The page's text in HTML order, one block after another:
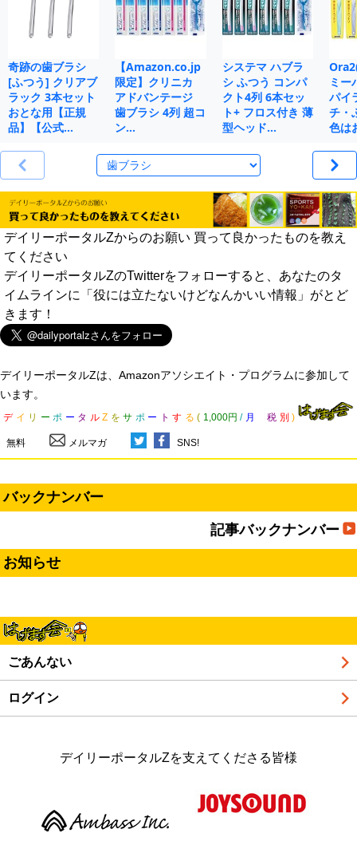
奇跡の歯ブラシ
[ふつう] クリアブ
ラック 3本セット
おとな用【正規
品】【公式…
【Amazon.co.jp
限定】クリニカ
アドバンテージ
歯ブラシ 4列 超コ
ン…
システマ ハブラ
シ ふつう コンパ
クト4列 6本セッ
ト+ フロス付き 薄
型ヘッド…
ミー
パイ
チ・
色は
デイリーポータルZからのお願い 買って良かったものを教え
てください
デイリーポータルZのTwitterをフォローすると、あなたのタ
イムラインに「役には立たないけどなんかいい情報」がとど
きます！
デイリーポータルZは、Amazonアソシエイト・プログラムに参加して
います。
デ イ リ ー ポ ー タ ル Z を サ ポ ー ト す る ( 1,000円 / 月 税 別 )
無料 メルマガ SNS!
バックナンバー
記事バックナンバー
お知らせ
ごあんない
ログイン
デイリーポータルZを支えてくださる皆様